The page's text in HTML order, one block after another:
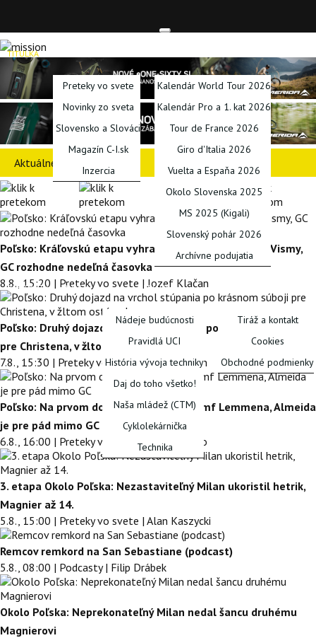
TITULKA
Preteky vo svete
Novinky zo sveta
Slovensko a Slováci
Magazín C-I.sk
Inzercia
Kalendár World Tour 2026
Kalendár Pro a 1. kat 2026
Tour de France 2026
Giro d'Italia 2026
Vuelta a Espaňa 2026
Okolo Slovenska 2025
MS 2025 (Kigali)
Slovenský pohár 2026
Archívne podujatia
PODCASTY BLOGY SERIÁLY
Nádeje budúcnosti
Pravidlá UCI
História vývoja techniky
Daj do toho všetko!
Naša mládež (CTM)
Cyklolekárnička
Technika
Tiráž a kontakt
Cookies
Obchodné podmienky
Aktuálne preteky
Poľsko: Kráľovskú etapu vyhral dlhým sólom Barré z Vismy,
GC rozhodne nedeľná časovka
8.8., 15:20 | Preteky vo svete | Jozef Klačan
Poľsko: Druhý dojazd na vrchol stúpania po krásnom súboji
pre Christena, v žltom ostáva Lemmen
7.8., 15:30 | Preteky vo svete | Jozef Klačan
Poľsko: Na prvom dojazde do kopca triumf Lemmena, Almeida
je pre pád mimo GC
6.8., 16:00 | Preteky vo svete | Lukáš Timko
3. etapa Okolo Poľska: Nezastaviteľný Milan ukoristil hetrik,
Magnier až 14.
5.8., 15:00 | Preteky vo svete | Alan Kaszycki
Remcov remkord na San Sebastiane (podcast)
5.8., 08:00 | Podcasty | Filip Drábek
Okolo Poľska: Neprekonateľný Milan nedal šancu druhému
Magnierovi